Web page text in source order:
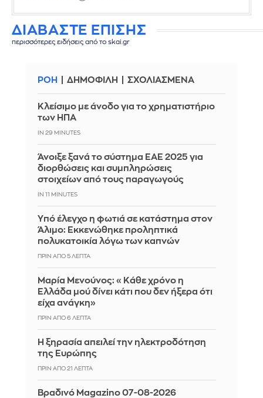
ΔΙΑΒΑΣΤΕ ΕΠΙΣΗΣ
περισσότερες ειδήσεις από το skai.gr
ΡΟΗ ΔΗΜΟΦΙΛΗ ΣΧΟΛΙΑΣΜΕΝΑ
Κλείσιμο με άνοδο για το χρηματιστήριο
των ΗΠΑ
IN 29 MINUTES
Άνοιξε ξανά το σύστημα ΕΑΕ 2025 για
διορθώσεις και συμπληρώσεις
στοιχείων από τους παραγωγούς
IN 11 MINUTES
Yπό έλεγχο η φωτιά σε κατάστημα στον
Άλιμο: Εκκενώθηκε προληπτικά
πολυκατοικία λόγω των καπνών
ΠΡΙΝ ΑΠΌ 5 ΛΕΠΤΆ
Μαρία Μενούνος: «Κάθε χρόνο η
Ελλάδα μού δίνει κάτι που δεν ήξερα ότι
είχα ανάγκη»
ΠΡΙΝ ΑΠΌ 6 ΛΕΠΤΆ
Η ξηρασία απειλεί την ηλεκτροδότηση
της Ευρώπης
ΠΡΙΝ ΑΠΌ 21 ΛΕΠΤΆ
Βραδινό Magazino 07-08-2026